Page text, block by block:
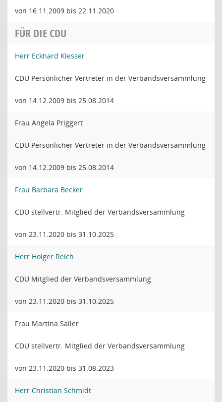
von 16.11.2009 bis 22.11.2020
FÜR DIE CDU
Herr Eckhard Klesser
CDU Persönlicher Vertreter in der Verbandsversammlung
von 14.12.2009 bis 25.08.2014
Frau Angela Priggert
CDU Persönlicher Vertreter in der Verbandsversammlung
von 14.12.2009 bis 25.08.2014
Frau Barbara Becker
CDU stellvertr. Mitglied der Verbandsversammlung
von 23.11.2020 bis 31.10.2025
Herr Holger Reich
CDU Mitglied der Verbandsversammlung
von 23.11.2020 bis 31.10.2025
Frau Martina Sailer
CDU stellvertr. Mitglied der Verbandsversammlung
von 23.11.2020 bis 31.08.2023
Herr Christian Schmidt